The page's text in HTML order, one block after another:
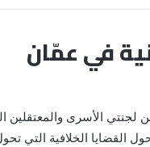
في عمّان
الأسرى والمعتقلين
القضايا الخلافية التي